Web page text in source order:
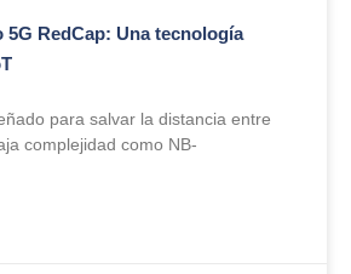
RedCap: Una tecnología
para salvar la distancia entre
complejidad como NB-